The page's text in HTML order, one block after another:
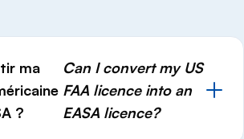
ma
?
Can I convert my US
FAA licence into an
EASA licence?